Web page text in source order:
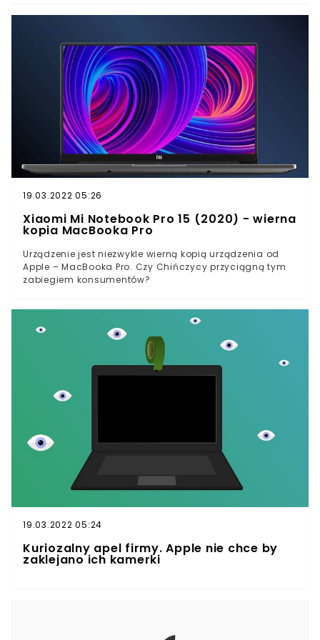
się ona 3520 zł. Laptop powoli ma wchodzić na chiński
19.03.2022 05:26
Xiaomi Mi Notebook Pro 15 (2020) - wierna
kopia MacBooka Pro
Urządzenie jest niezwykle wierną kopią urządzenia od
Apple – MacBooka Pro. Czy Chińczycy przyciągną tym
zabiegiem konsumentów?
19.03.2022 05:24
Kuriozalny apel firmy. Apple nie chce by
zaklejano ich kamerki